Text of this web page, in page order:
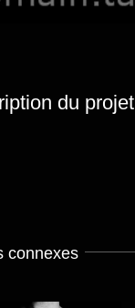
du projet
connexes